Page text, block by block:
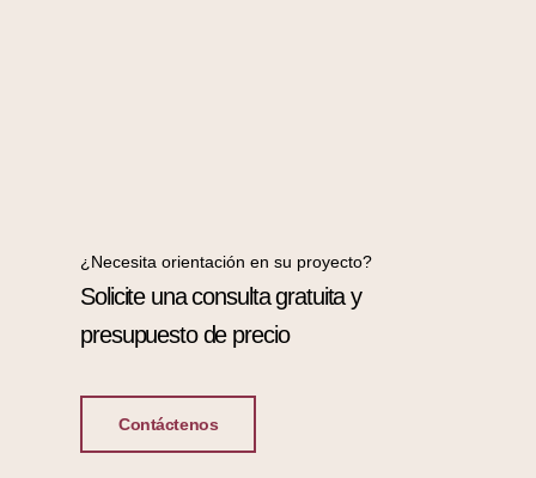
¿Necesita orientación en su proyecto?
Solicite una consulta gratuita y
presupuesto de precio
Contáctenos